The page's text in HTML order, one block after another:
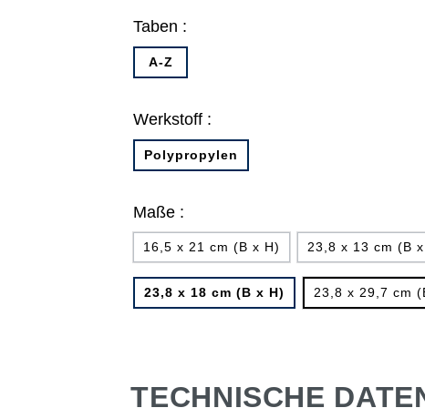
Taben :
A-Z
Werkstoff :
Polypropylen
Maße :
16,5 x 21 cm (B x H) 23,8 x 13 cm (B
23,8 x 18 cm (B x H) 23,8 x 29,7 cm
TECHNISCHE